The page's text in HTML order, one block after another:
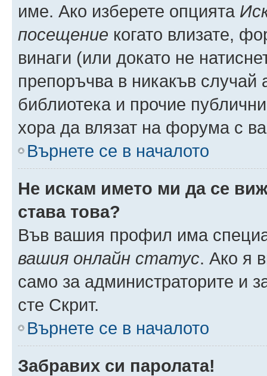
име. Ако изберете опцията
посещение когато влизате,
винаги (или докато не
препоръчва в никакъв случай
библиотека и прочие
хора да влязат на форума с
Върнете се в началото
Не искам името ми да се
става това?
Във вашия профил има
вашия онлайн статус. Ако я
само за администраторите и
сте Скрит.
Върнете се в началото
Забравих си паролата!